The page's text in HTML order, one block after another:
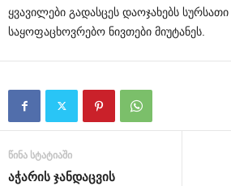
ყვავილები გადასცეს დაოჯახებს სურსათი
საყოფაცხოვრებო ნივთები მიუტანეს
წინა სტატიაში
აჭარის ჯანდაცვის